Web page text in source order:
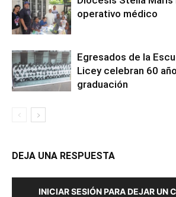
operativo médico
Egresados de la
Licey celebran 60
graduación
DEJA UNA RESPUESTA
INICIAR SESIÓN PARA DEJAR UN